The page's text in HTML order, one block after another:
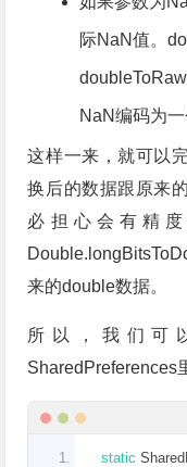
际NaN值。
NaN编码为一
这样一来，就可以
换后的数据跟原来
必担心会有精
来的double数据。
所以，我们可
SharedPreferences
static